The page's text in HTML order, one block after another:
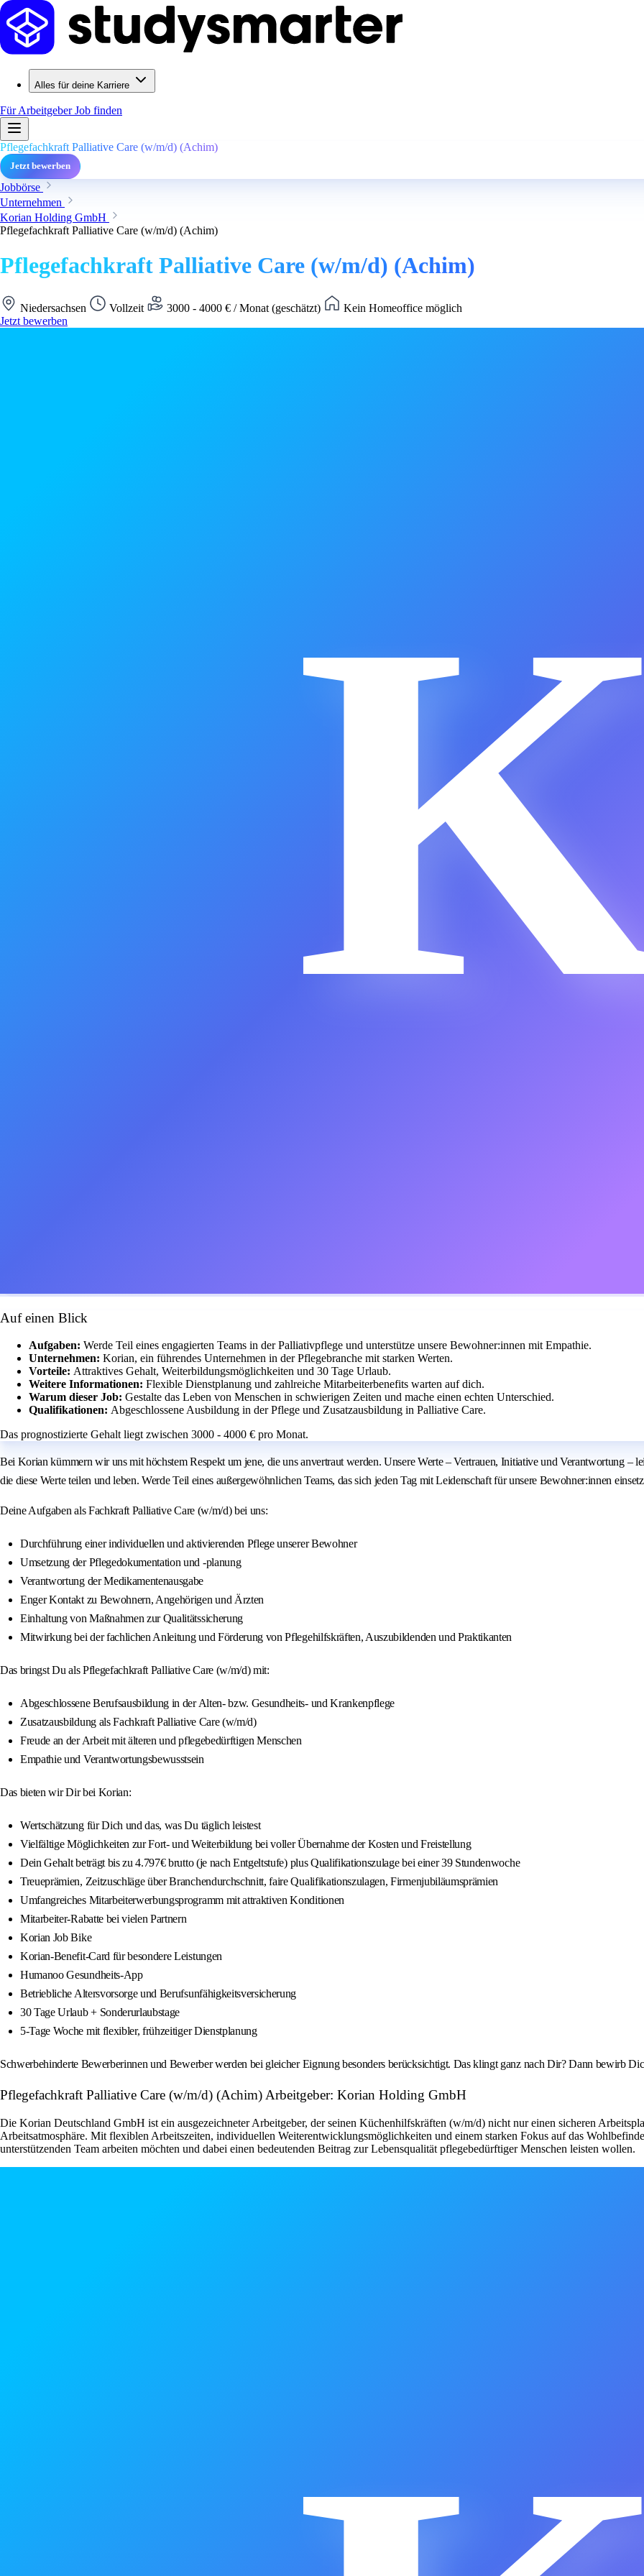
Alles für deine Karriere
Für ArbeitgeberJob finden
Pflegefachkraft Palliative Care (w/m/d) (Achim)
Jetzt bewerben
Jobbörse
Unternehmen
Korian Holding GmbH
Pflegefachkraft Palliative Care (w/m/d) (Achim)
Pflegefachkraft Palliative Care (w/m/d) (Achim)
Niedersachsen Vollzeit 3000 - 4000 € / Monat (geschätzt)
Kein Homeoffice möglich
Jetzt bewerben
Auf einen Blick
Aufgaben: Werde Teil eines engagierten Teams in der Palliativpflege und unterstütze unsere Bewohner:innen mit Empathie.
Unternehmen: Korian, ein führendes Unternehmen in der Pflegebranche mit starken Werten.
Vorteile: Attraktives Gehalt, Weiterbildungsmöglichkeiten und 30 Tage Urlaub.
Weitere Informationen: Flexible Dienstplanung und zahlreiche Mitarbeiterbenefits warten auf dich.
Warum dieser Job: Gestalte das Leben von Menschen in schwierigen Zeiten und mache einen echten Unterschied.
Qualifikationen: Abgeschlossene Ausbildung in der Pflege und Zusatzausbildung in Palliative Care.
Das prognostizierte Gehalt liegt zwischen 3000 - 4000 € pro Monat.
Bei Korian kümmern wir uns mit höchstem Respekt um jene, die uns anvertraut werden. Unsere Werte – Vertrauen, Initiative und Verantwortung –
die diese Werte teilen und leben. Werde Teil eines außergewöhnlichen Teams, das sich jeden Tag mit Leidenschaft für unsere Bewohner:innen
Deine Aufgaben als Fachkraft Palliative Care (w/m/d) bei uns:
Durchführung einer individuellen und aktivierenden Pflege unserer Bewohner
Umsetzung der Pflegedokumentation und -planung
Verantwortung der Medikamentenausgabe
Enger Kontakt zu Bewohnern, Angehörigen und Ärzten
Einhaltung von Maßnahmen zur Qualitätssicherung
Mitwirkung bei der fachlichen Anleitung und Förderung von Pflegehilfskräften, Auszubildenden und Praktikanten
Das bringst Du als Pflegefachkraft Palliative Care (w/m/d) mit:
Abgeschlossene Berufsausbildung in der Alten- bzw. Gesundheits- und Krankenpflege
Zusatzausbildung als Fachkraft Palliative Care (w/m/d)
Freude an der Arbeit mit älteren und pflegebedürftigen Menschen
Empathie und Verantwortungsbewusstsein
Das bieten wir Dir bei Korian:
Wertschätzung für Dich und das, was Du täglich leistest
Vielfältige Möglichkeiten zur Fort- und Weiterbildung bei voller Übernahme der Kosten und Freistellung
Dein Gehalt beträgt bis zu 4.797€ brutto (je nach Entgeltstufe) plus Qualifikationszulage bei einer 39 Stundenwoche
Treueprämien, Zeitzuschläge über Branchendurchschnitt, faire Qualifikationszulagen, Firmenjubiläumsprämien
Umfangreiches Mitarbeiterwerbungsprogramm mit attraktiven Konditionen
Mitarbeiter-Rabatte bei vielen Partnern
Korian Job Bike
Korian-Benefit-Card für besondere Leistungen
Humanoo Gesundheits-App
Betriebliche Altersvorsorge und Berufsunfähigkeitsversicherung
30 Tage Urlaub + Sonderurlaubstage
5-Tage Woche mit flexibler, frühzeitiger Dienstplanung
Schwerbehinderte Bewerberinnen und Bewerber werden bei gleicher Eignung besonders berücksichtigt. Das klingt ganz nach Dir? Dann bewirb
Pflegefachkraft Palliative Care (w/m/d) (Achim) Arbeitgeber: Korian Holding GmbH
Die Korian Deutschland GmbH ist ein ausgezeichneter Arbeitgeber, der seinen Küchenhilfskräften (w/m/d) nicht nur einen sicheren
Arbeitsatmosphäre. Mit flexiblen Arbeitszeiten, individuellen Weiterentwicklungsmöglichkeiten und einem starken Fokus auf das
unterstützenden Team arbeiten möchten und dabei einen bedeutenden Beitrag zur Lebensqualität pflegebedürftiger Menschen leisten wollen.